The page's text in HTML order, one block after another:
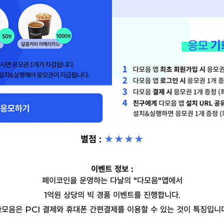
별점 : ★★★★
이벤트 정보 :
페이코인을 운영하는 다날의 "다모음"앱에서
1억원 상당의 빅 경품 이벤트를 진행합니다.
음은 PCI 결제와 휴대폰 간편결제를 이용할 수 있는 것이 특징입니